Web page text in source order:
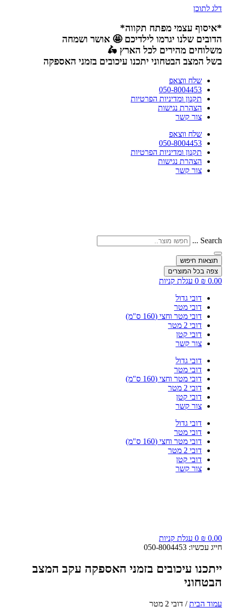
דלג לתוכן
*איסוף עצמי מפתח תקווה*
הדובים שלנו יגרמו לילדיכם 🤩 אושר ושמחה
משלוחים מהירים לכל הארץ 🛵
בשל המצב הבטחוני יתכנו עיכובים בזמני האספקה
שלח ווצאפ
050-8004453
תקנון ומדיניות הפרטיות
הצהרת נגישות
צור קשר
שלח ווצאפ
050-8004453
תקנון ומדיניות הפרטיות
הצהרת נגישות
צור קשר
Search ...
תוצאות חיפוש
צפה בכל המוצרים
₪ 0.00
0 עגלת קניות
דובי גדול
דובי מטר
דובי מטר וחצי (160 ס"מ)
דובי 2 מטר
דובי קטן
צור קשר
דובי גדול
דובי מטר
דובי מטר וחצי (160 ס"מ)
דובי 2 מטר
דובי קטן
צור קשר
דובי גדול
דובי מטר
דובי מטר וחצי (160 ס"מ)
דובי 2 מטר
דובי קטן
צור קשר
₪ 0.00
0 עגלת קניות
חייג עכשיו: 050-8004453
ייתכנו עיכובים בזמני האספקה עקב המצב
הבטחוני
עמוד הבית/ דובי 2 מטר